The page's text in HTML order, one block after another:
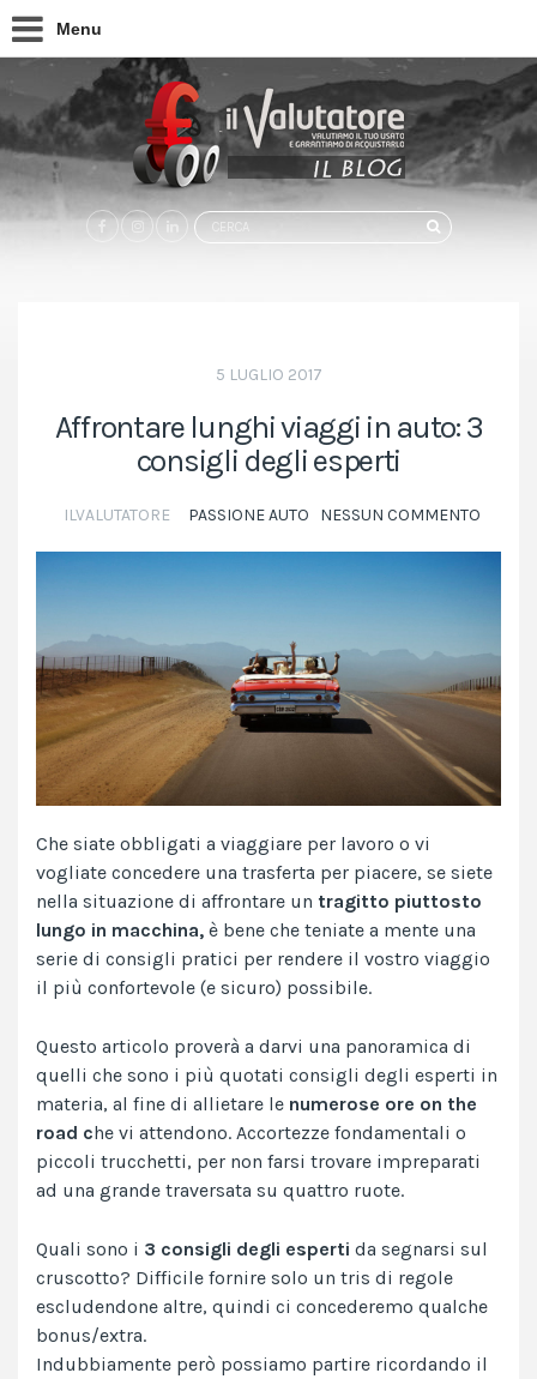
Menu
Search
CERCA
5 LUGLIO 2017
Affrontare lunghi viaggi in auto: 3
consigli degli esperti
ILVALUTATORE PASSIONE AUTO NESSUN COMMENTO
Che siate obbligati a viaggiare per lavoro o vi
vogliate concedere una trasferta per piacere, se siete
nella situazione di affrontare un tragitto piuttosto
lungo in macchina, è bene che teniate a mente una
serie di consigli pratici per rendere il vostro viaggio
il più confortevole (e sicuro) possibile.
Questo articolo proverà a darvi una panoramica di
quelli che sono i più quotati consigli degli esperti in
materia, al fine di allietare le numerose ore on the
road che vi attendono. Accortezze fondamentali o
piccoli trucchetti, per non farsi trovare impreparati
ad una grande traversata su quattro ruote.
Quali sono i 3 consigli degli esperti da segnarsi sul
cruscotto? Difficile fornire solo un tris di regole
escludendone altre, quindi ci concederemo qualche
bonus/extra.
Indubbiamente però possiamo partire ricordando il